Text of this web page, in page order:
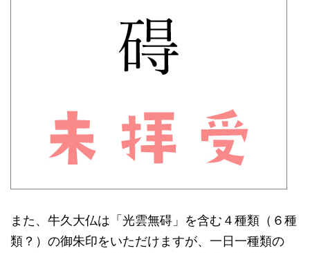
また、牛久大仏は「光雲無碍」を含む４種類（６種
類？）の御朱印をいただけますが、一日一種類の